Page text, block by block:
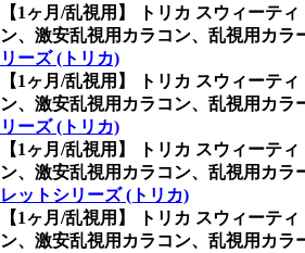
【1ヶ月/乱視用】 トリカ スウィーテ
ン、激安乱視用カラコン、乱視用カ
リーズ (トリカ)
【1ヶ月/乱視用】 トリカ スウィーテ
ン、激安乱視用カラコン、乱視用カ
リーズ (トリカ)
【1ヶ月/乱視用】 トリカ スウィーテ
ン、激安乱視用カラコン、乱視用カ
レットシリーズ (トリカ)
【1ヶ月/乱視用】 トリカ スウィーテ
ン、激安乱視用カラコン、乱視用カ